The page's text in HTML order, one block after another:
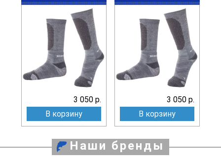
3 050 р.
В корзину
3 050 р.
В корзину
Наши бренды